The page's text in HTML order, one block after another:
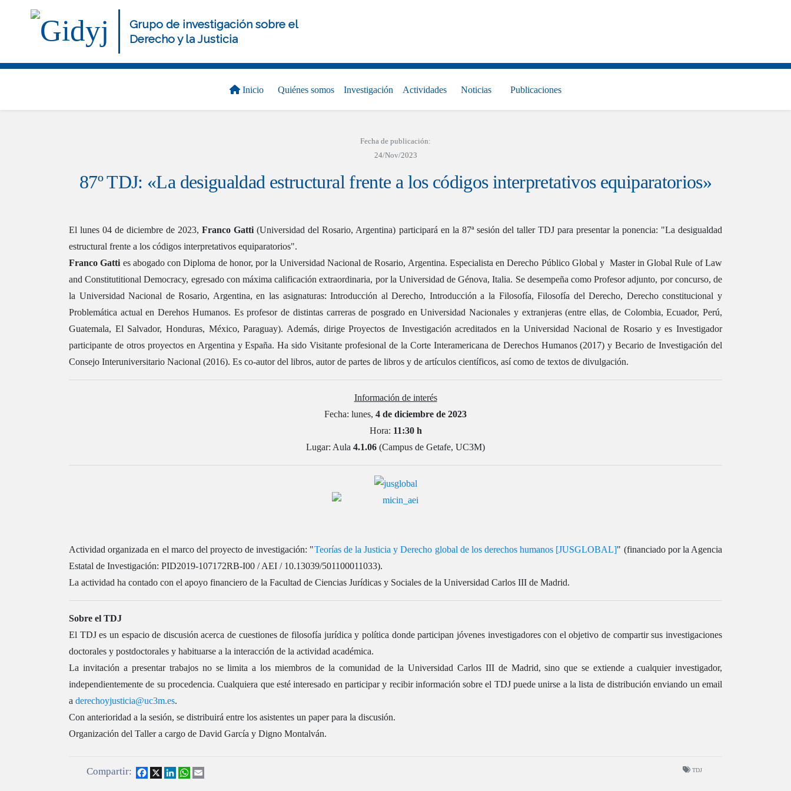
Grupo de investigación sobre el
Derecho y la Justicia
principal
Inicio Quiénes somos Investigación Actividades Noticias Publicaciones
Fecha de publicación:
24/Nov/2023
87º TDJ: «La desigualdad estructural frente a los códigos interpretativos equiparatorios»
El lunes 04 de diciembre de 2023,Franco Gatti(Universidad del Rosario, Argentina) participará en la 87ª sesión del taller TDJ para presentar la ponencia: "La desigualdad
estructural frente a los códigos interpretativos equiparatorios".
Franco Gatti es abogado con Diploma de honor, por la Universidad Nacional de Rosario, Argentina. Especialista en Derecho Público Global y Master in Global Rule of Law
and Constitutitional Democracy, egresado con máxima calificación extraordinaria, por la Universidad de Génova, Italia. Se desempeña como Profesor adjunto, por concurso, de
la Universidad Nacional de Rosario, Argentina, en las asignaturas: Introducción al Derecho, Introducción a la Filosofía, Filosofía del Derecho, Derecho constitucional y
Problemática actual en Derehos Humanos. Es profesor de distintas carreras de posgrado en Universidad Nacionales y extranjeras (entre ellas, de Colombia, Ecuador, Perú,
Guatemala, El Salvador, Honduras, México, Paraguay). Además, dirige Proyectos de Investigación acreditados en la Universidad Nacional de Rosario y es Investigador
participante de otros proyectos en Argentina y España. Ha sido Visitante profesional de la Corte Interamericana de Derechos Humanos (2017) y Becario de Investigación del
Consejo Interuniversitario Nacional (2016). Es co-autor del libros, autor de partes de libros y de artículos científicos, así como de textos de divulgación.
Información de interés
Fecha: lunes, 4 de diciembre de 2023
Hora: 11:30 h
Lugar: Aula 4.1.06 (Campus de Getafe, UC3M)
Actividad organizada en el marco del proyecto de investigación: "Teorías de la Justicia y Derecho global de los derechos humanos [JUSGLOBAL]" (financiado por la Agencia
Estatal de Investigación: PID2019-107172RB-I00 / AEI / 10.13039/501100011033).
La actividad ha contado con el apoyo financiero de la Facultad de Ciencias Jurídicas y Sociales de la Universidad Carlos III de Madrid.
Sobre el TDJ
El TDJ es un espacio de discusión acerca de cuestiones de filosofía jurídica y política donde participan jóvenes investigadores con el objetivo de compartir sus investigaciones
doctorales y postdoctorales y habituarse a la interacción de la actividad académica.
La invitación a presentar trabajos no se limita a los miembros de la comunidad de la Universidad Carlos III de Madrid, sino que se extiende a cualquier investigador,
independientemente de su procedencia. Cualquiera que esté interesado en participar y recibir información sobre el TDJ puede unirse a la lista de distribución enviando un email
a derechoyjusticia@uc3m.es.
Con anterioridad a la sesión, se distribuirá entre los asistentes un paper para la discusión.
Organización del Taller a cargo de David García y Digno Montalván.
Compartir: Facebook
X LinkedInWhatsApp TDJ